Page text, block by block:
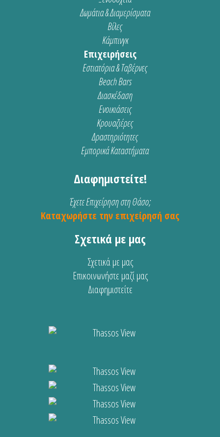
Δωμάτια & Διαμερίσματα
Βίλες
Κάμπινγκ
Επιχειρήσεις
Εστιατόρια & Ταβέρνες
Beach Bars
Διασκέδαση
Ενοικιάσεις
Κρουαζιέρες
Δραστηριότητες
Εμπορικά Καταστήματα
Διαφημιστείτε!
Έχετε Επιχείρηση στη Θάσο;
Καταχωρήστε την επιχείρησή σας
Σχετικά με μας
Σχετικά με μας
Επικοινωνήστε μαζί μας
Διαφημιστείτε